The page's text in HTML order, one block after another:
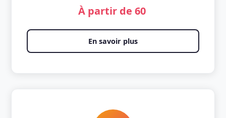
À partir de 60 
En savoir plus